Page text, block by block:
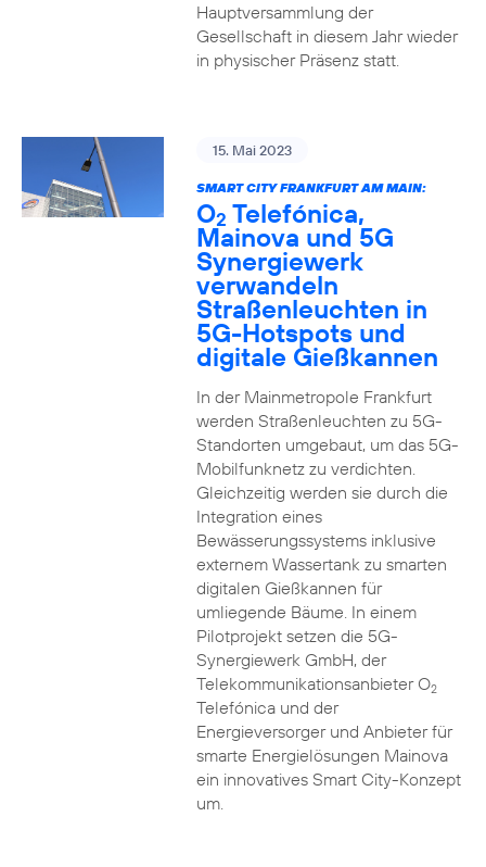
Hauptversammlung der
Gesellschaft in diesem Jahr wieder
in physischer Präsenz statt.
15. Mai 2023
SMART CITY FRANKFURT AM MAIN:
O2 Telefónica,
Mainova und 5G
Synergiewerk
verwandeln
Straßenleuchten in
5G-Hotspots und
digitale Gießkannen
In der Mainmetropole Frankfurt
werden Straßenleuchten zu 5G-
Standorten umgebaut, um das 5G-
Mobilfunknetz zu verdichten.
Gleichzeitig werden sie durch die
Integration eines
Bewässerungssystems inklusive
externem Wassertank zu smarten
digitalen Gießkannen für
umliegende Bäume. In einem
Pilotprojekt setzen die 5G-
Synergiewerk GmbH, der
Telekommunikationsanbieter O2
Telefónica und der
Energieversorger und Anbieter für
smarte Energielösungen Mainova
ein innovatives Smart City-Konzept
um.